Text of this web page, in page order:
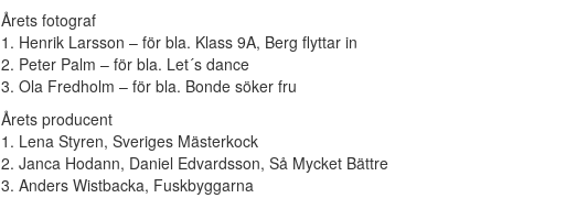
Årets fotograf
1. Henrik Larsson – för bla. Klass 9A, Berg flyttar in
2. Peter Palm – för bla. Let´s dance
3. Ola Fredholm – för bla. Bonde söker fru
Årets producent
1. Lena Styren, Sveriges Mästerkock
2. Janca Hodann, Daniel Edvardsson, Så Mycket Bättre
3. Anders Wistbacka, Fuskbyggarna